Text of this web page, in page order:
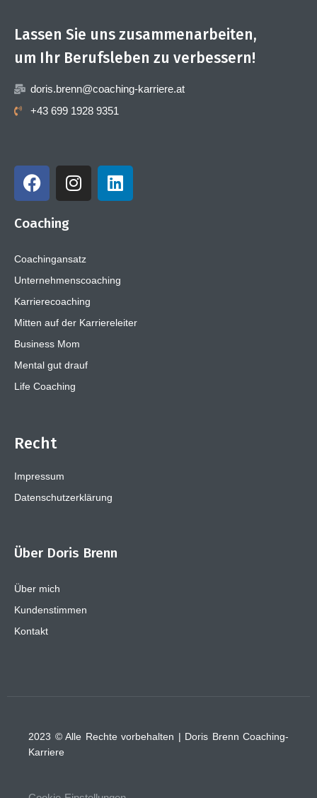
Lassen Sie uns zusammenarbeiten,
um Ihr Berufsleben zu verbessern!
doris.brenn@coaching-karriere.at
+43 699 1928 9351
Coaching
Coachingansatz
Unternehmenscoaching
Karrierecoaching
Mitten auf der Karriereleiter
Business Mom
Mental gut drauf
Life Coaching
Recht
Impressum
Datenschutzerklärung
Über Doris Brenn
Über mich
Kundenstimmen
Kontakt
2023 © Alle Rechte vorbehalten | Doris Brenn Coaching-
Karriere